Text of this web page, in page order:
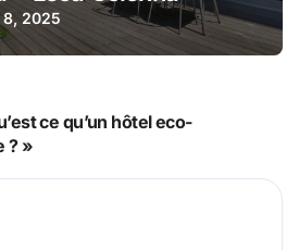
8, 2025
ce qu’un hôtel eco-
? »